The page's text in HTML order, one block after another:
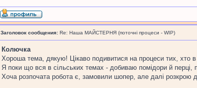
Заголовок сообщения: Re: Наша МАЙСТЕРНЯ (поточні процеси - WIP)
Колючка
Хороша тема, дякую! Цікаво подивитися на процеси тих, хто в
Я поки що вся в сільських темах - добиваю помідори й
Хоча розпочата робота є, замовили шопер, але далі розкрою